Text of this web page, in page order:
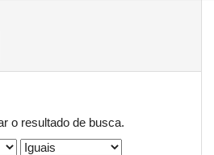
o resultado de busca.